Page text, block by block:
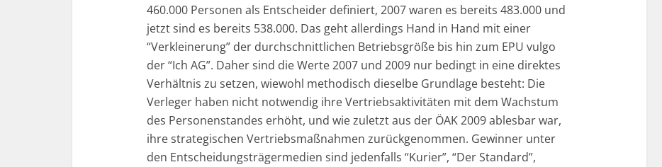
460.000 Personen als Entscheider definiert, 2007 waren es bereits 483.000 und
jetzt sind es bereits 538.000. Das geht allerdings Hand in Hand mit einer
“Verkleinerung” der durchschnittlichen Betriebsgröße bis hin zum EPU vulgo
der “Ich AG”. Daher sind die Werte 2007 und 2009 nur bedingt in eine direktes
Verhältnis zu setzen, wiewohl methodisch dieselbe Grundlage besteht: Die
Verleger haben nicht notwendig ihre Vertriebsaktivitäten mit dem Wachstum
des Personenstandes erhöht, und wie zuletzt aus der ÖAK 2009 ablesbar war,
ihre strategischen Vertriebsmaßnahmen zurückgenommen. Gewinner unter
den Entscheidungsträgermedien sind jedenfalls “Kurier”, “Der Standard”,